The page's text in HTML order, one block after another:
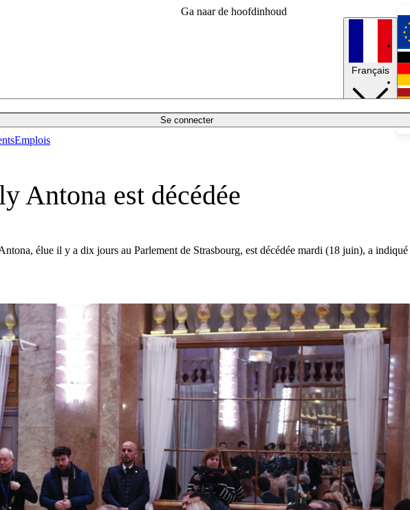
Ga naar de hoofdinhoud
Se connecter
Emplois
Français
Antona est décédée
élue il y a dix jours au Parlement de Strasbourg, est décédée mardi (18 juin), a